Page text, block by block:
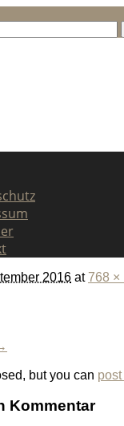
2016 at 768 ×
but you can
Kommentar